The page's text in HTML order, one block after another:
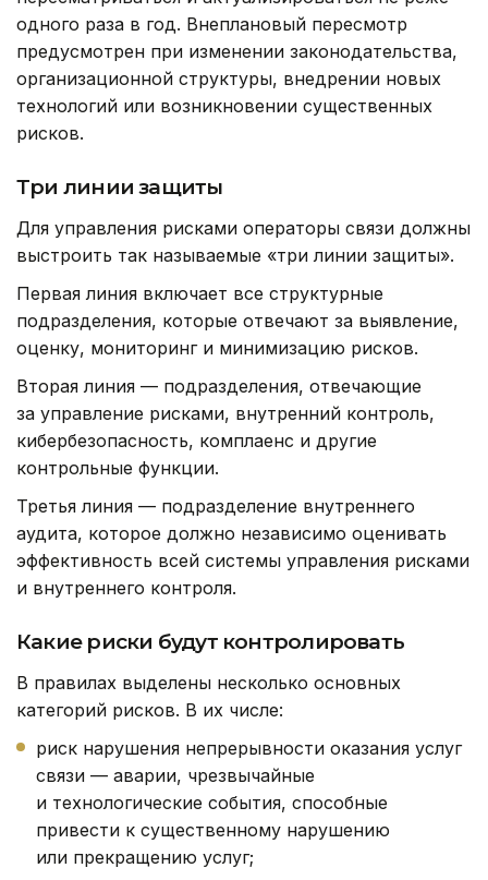
одного раза в год. Внеплановый пересмотр
предусмотрен при изменении законодательства,
организационной структуры, внедрении новых
технологий или возникновении существенных
рисков.
Три линии защиты
Для управления рисками операторы связи должны
выстроить так называемые «три линии защиты».
Первая линия включает все структурные
подразделения, которые отвечают за выявление,
оценку, мониторинг и минимизацию рисков.
Вторая линия — подразделения, отвечающие
за управление рисками, внутренний контроль,
кибербезопасность, комплаенс и другие
контрольные функции.
Третья линия — подразделение внутреннего
аудита, которое должно независимо оценивать
эффективность всей системы управления рисками
и внутреннего контроля.
Какие риски будут контролировать
В правилах выделены несколько основных
категорий рисков. В их числе:
риск нарушения непрерывности оказания услуг
связи — аварии, чрезвычайные
и технологические события, способные
привести к существенному нарушению
или прекращению услуг;